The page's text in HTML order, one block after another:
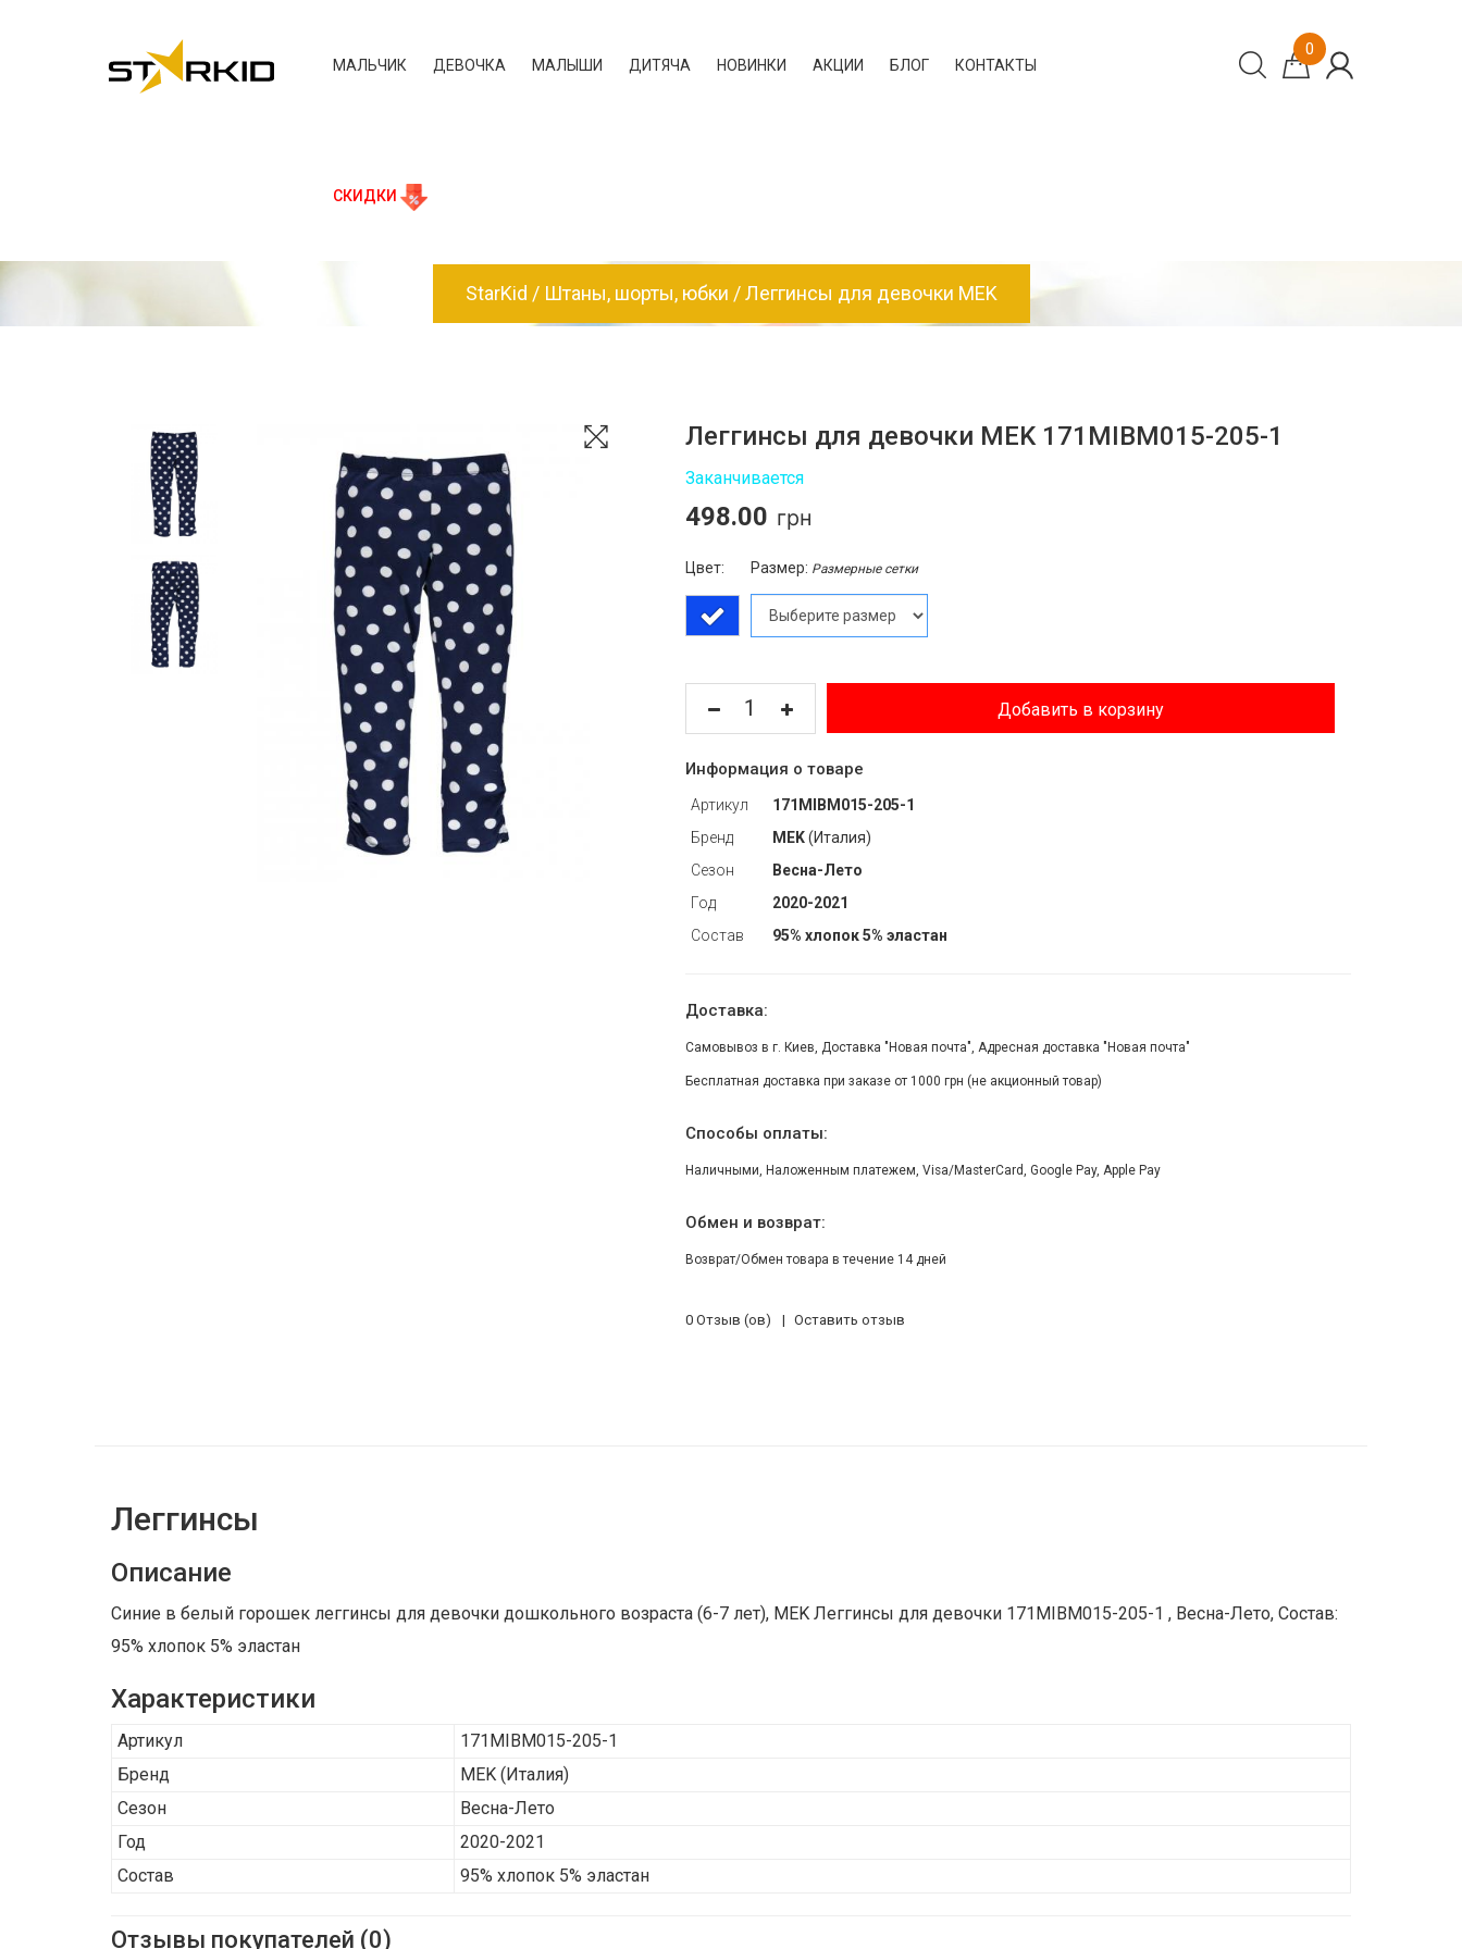
МАЛЬЧИК ДЕВОЧКА МАЛЫШИ ДИТЯЧА НОВИНКИ АКЦИИ БЛОГ КОНТАКТЫ
СКИДКИ
0
StarKid Штаны, шорты, юбки Леггинсы для девочки MEK
Леггинсы для девочки MEK 171MIBM015-205-1
Заканчивается
498.00
Цвет: Размер: Размерные сетки
Добавить в корзину
Информация о товаре
Артикул
171MIBM015-205-1
Бренд
MEK(Италия)
Сезон
Весна-Лето
Год
2020-2021
Состав
95% хлопок 5% эластан
Доставка:
Самовывоз в г. Киев, Доставка "Новая почта", Адресная доставка "Новая почта"
Бесплатная доставка при заказе от 1000 грн (не акционный товар)
Способы оплаты:
Наличными, Наложенным платежем, Visa/MasterCard, Google Pay, Apple Pay
Обмен и возврат:
Возврат/Обмен товара в течение 14 дней
0 Отзыв (ов) Оставить отзыв
Леггинсы
Описание
Синие в белый горошек леггинсы для девочки дошкольного возраста (6-7 лет), MEK Леггинсы для девочки 171MIBM015-205-1 , Весна-Лето, Состав:
95% хлопок 5% эластан
Характеристики
Артикул
171MIBM015-205-1
Бренд
MEK (Италия)
Сезон
Весна-Лето
Год
2020-2021
Состав
95% хлопок 5% эластан
Отзывы покупателей (0)